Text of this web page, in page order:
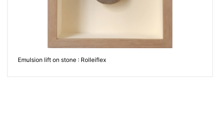
Emulsion lift on stone : Rolleiflex